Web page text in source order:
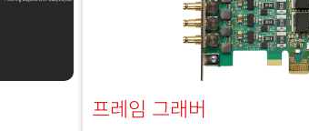
프레임 그래버